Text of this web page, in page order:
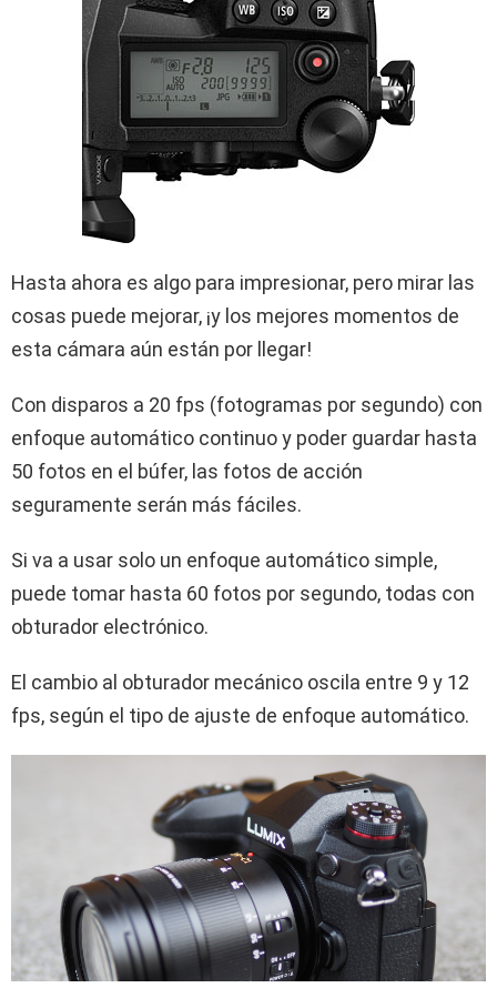
Hasta ahora es algo para impresionar, pero mirar las
cosas puede mejorar, ¡y los mejores momentos de
esta cámara aún están por llegar!
Con disparos a 20 fps (fotogramas por segundo) con
enfoque automático continuo y poder guardar hasta
50 fotos en el búfer, las fotos de acción
seguramente serán más fáciles.
Si va a usar solo un enfoque automático simple,
puede tomar hasta 60 fotos por segundo, todas con
obturador electrónico.
El cambio al obturador mecánico oscila entre 9 y 12
fps, según el tipo de ajuste de enfoque automático.